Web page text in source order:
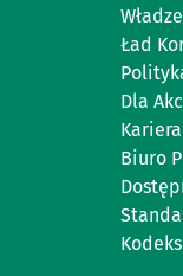
Władze
Ład
Dla
Kariera
Biuro